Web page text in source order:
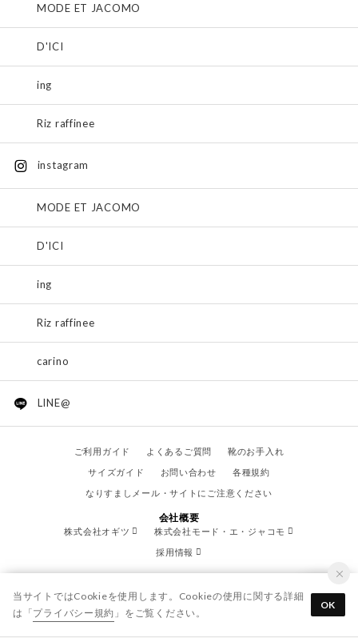
MODE ET JACOMO
D'ICI
ing
Riz raffinee
instagram
MODE ET JACOMO
D'ICI
ing
Riz raffinee
carino
LINE@
ご利用ガイド よくあるご質問
靴のお手入れ
サイズガイド
お問い合わせ
各種規約
なりすましメール・サイトにご注意ください
会社概要
株式会社オギツ
株式会社モード・エ・ジャコモ
採用情報
© OGITSU CO.,LTD. / All Right Reserved.
当サイトではCookieを使用します。Cookieの使用に関する詳細
は「プライバシー規約 」をご覧ください。
OK